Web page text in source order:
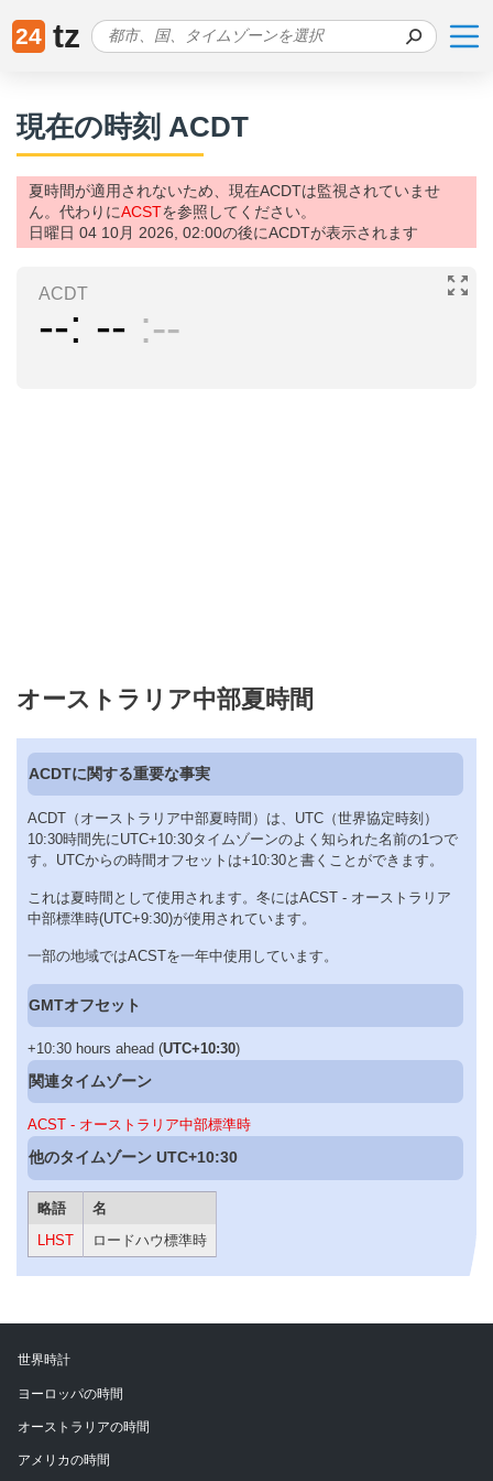
24 tz
現在の時刻 ACDT
夏時間が適用されないため、現在ACDTは監視されていませ
ん。代わりにACSTを参照してください。
日曜日 04 10月 2026, 02:00の後にACDTが表示されます
ACDT
-- -- --
オーストラリア中部夏時間
ACDTに関する重要な事実
ACDT（オーストラリア中部夏時間）は、UTC（世界協定時刻）
10:30時間先にUTC+10:30タイムゾーンのよく知られた名前の1つで
す。UTCからの時間オフセットは+10:30と書くことができます。
これは夏時間として使用されます。冬にはACST - オーストラリア
中部標準時(UTC+9:30)が使用されています。
一部の地域ではACSTを一年中使用しています。
GMTオフセット
+10:30 hours ahead (UTC+10:30)
関連タイムゾーン
ACST - オーストラリア中部標準時
他のタイムゾーン UTC+10:30
略語
名
LHST
ロードハウ標準時
世界時計
ヨーロッパの時間
オーストラリアの時間
アメリカの時間